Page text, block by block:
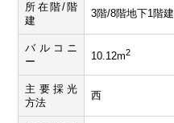
所在階/階
建
3階/8階地下1階建
バルコニ
ー
10.12m2
主要採光
方法
西